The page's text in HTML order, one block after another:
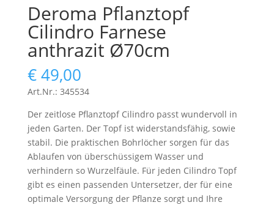
Deroma Pflanztopf
Cilindro Farnese
anthrazit Ø70cm
€49,00
Art.Nr.: 345534
Der zeitlose Pflanztopf Cilindro passt wundervoll in
jeden Garten. Der Topf ist widerstandsfähig, sowie
stabil. Die praktischen Bohrlöcher sorgen für das
Ablaufen von überschüssigem Wasser und
verhindern so Wurzelfäule. Für jeden Cilindro Topf
gibt es einen passenden Untersetzer, der für eine
optimale Versorgung der Pflanze sorgt und Ihre